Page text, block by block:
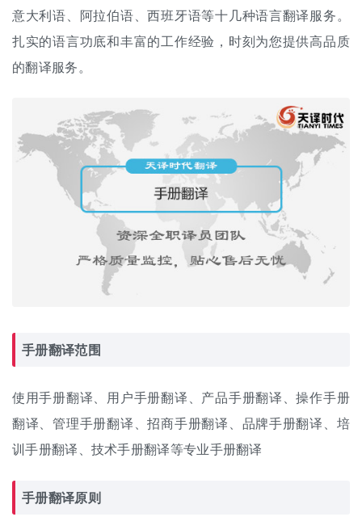
意大利语、阿拉伯语、西班牙语等十几种语言翻译服务。
扎实的语言功底和丰富的工作经验，时刻为您提供高品质
的翻译服务。
手册翻译范围
使用手册翻译、用户手册翻译、产品手册翻译、操作手册
翻译、管理手册翻译、招商手册翻译、品牌手册翻译、培
训手册翻译、技术手册翻译等专业手册翻译
手册翻译原则